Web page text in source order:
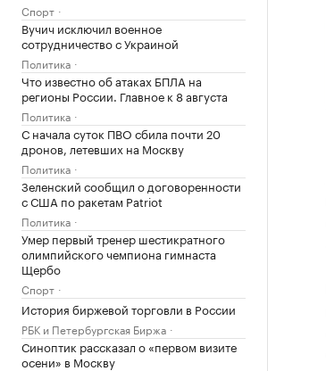
Спорт
Вучич исключил военное
сотрудничество с Украиной
Политика
Что известно об атаках БПЛА на
регионы России. Главное к 8 августа
Политика
С начала суток ПВО сбила почти 20
дронов, летевших на Москву
Политика
Зеленский сообщил о договоренности
с США по ракетам Patriot
Политика
Умер первый тренер шестикратного
олимпийского чемпиона гимнаста
Щербо
Спорт
История биржевой торговли в России
РБК и Петербургская Биржа
Синоптик рассказал о «первом визите
осени» в Москву